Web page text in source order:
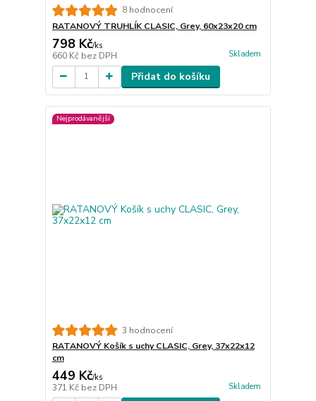
8 hodnocení
RATANOVÝ TRUHLÍK CLASIC, Grey, 60x23x20 cm
798 Kč/ks
660 Kč bez DPH Skladem
Přidat do košíku
Nejprodávanější
3 hodnocení
RATANOVÝ Košík s uchy CLASIC, Grey, 37x22x12
cm
449 Kč/ks
371 Kč bez DPH Skladem